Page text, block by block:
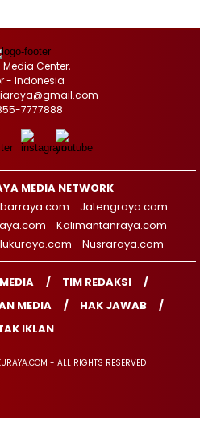
Center,
- Indonesia
7777888
MEDIA NETWORK
Jatengraya.com
Kalimantanraya.com
Nusraraya.com
TIM REDAKSI
MEDIA
HAK JAWAB
IKLAN
- ALL RIGHTS RESERVED